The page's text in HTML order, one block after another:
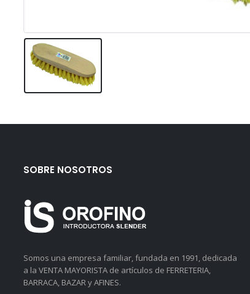
SOBRE NOSOTROS
Somos una empresa familiar, fundada en 1991, dedicada
a la VENTA MAYORISTA de artículos de FERRETERIA,
BARRACA, BAZAR y AFINES.